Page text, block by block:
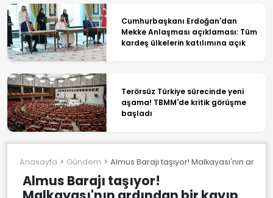
Cumhurbaşkanı Erdoğan'dan
Mekke Anlaşması açıklaması: Tüm
kardeş ülkelerin katılımına açık
Terörsüz Türkiye sürecinde yeni
aşama! TBMM'de kritik görüşme
başladı
Anasayfa Gündem Almus Barajı taşıyor! Malkayası'nın
Almus Barajı taşıyor!